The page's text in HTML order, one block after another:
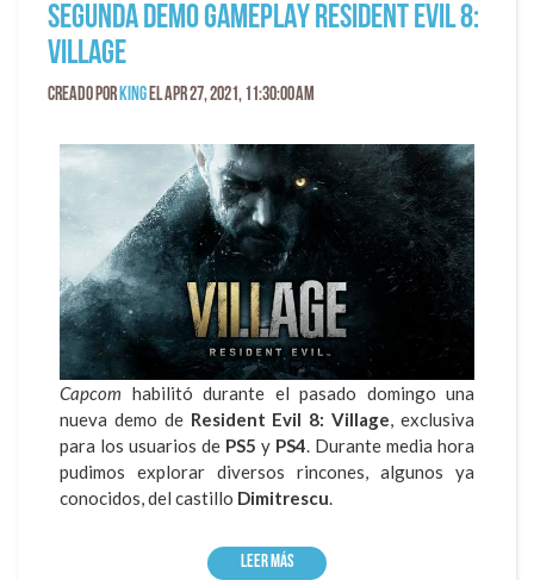
SEGUNDA DEMO GAMEPLAY RESIDENT EVIL 8:
VILLAGE
Creado por King el Apr 27, 2021, 11:30:00 AM
Capcom habilitó durante el pasado domingo una
nueva demo de Resident Evil 8: Village, exclusiva
para los usuarios de PS5 y PS4. Durante media hora
pudimos explorar diversos rincones, algunos ya
conocidos, del castillo Dimitrescu.
Leer más